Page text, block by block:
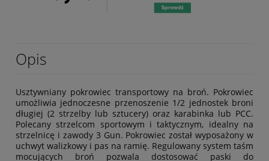
Opis
Usztywniany pokrowiec transportowy na broń. Pokrowiec
umożliwia jednoczesne przenoszenie 1/2 jednostek broni
długiej (2 strzelby lub sztucery) oraz karabinka lub PCC.
Polecany strzelcom sportowym i taktycznym, idealny na
strzelnicę i zawody 3 Gun. Pokrowiec został wyposażony w
uchwyt walizkowy i pas na ramię. Regulowany system taśm
mocujących broń pozwala dostosować paski do